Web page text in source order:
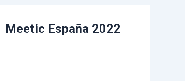
p
oMeetic España 2022